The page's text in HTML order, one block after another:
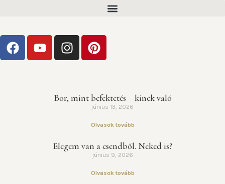
Bor, mint befektetés – kinek való
június 13, 2026
Olvasok tovább
Elegem van a csendből. Neked is?
június 9, 2026
Olvasok tovább